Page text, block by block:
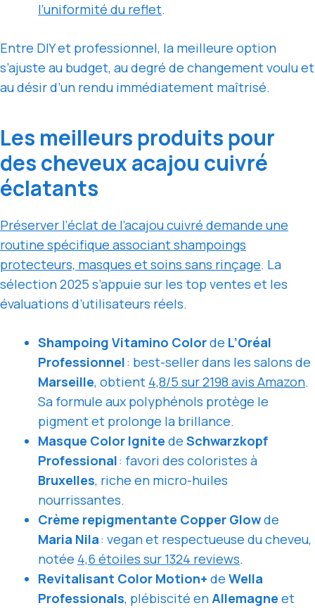
l’uniformité du reflet.
Entre DIY et professionnel, la meilleure option
s’ajuste au budget, au degré de changement voulu et
au désir d’un rendu immédiatement maîtrisé.
Les meilleurs produits pour
des cheveux acajou cuivré
éclatants
Préserver l’éclat de l’acajou cuivré demande une
routine spécifique associant shampoings
protecteurs, masques et soins sans rinçage. La
sélection 2025 s’appuie sur les top ventes et les
évaluations d’utilisateurs réels.
Shampoing Vitamino Colorde L’Oréal
Professionnel: best-seller dans les salons de
Marseille, obtient 4,8/5 sur 2198 avis Amazon.
Sa formule aux polyphénols protège le
pigment et prolonge la brillance.
Masque Color Ignite de Schwarzkopf
Professional: favori des coloristes à
Bruxelles, riche en micro-huiles
nourrissantes.
Crème repigmentante Copper Glowde
Maria Nila: vegan et respectueuse du cheveu,
notée 4,6 étoiles sur 1324 reviews.
Revitalisant Color Motion+ de Wella
Professionals, plébiscité enAllemagne et